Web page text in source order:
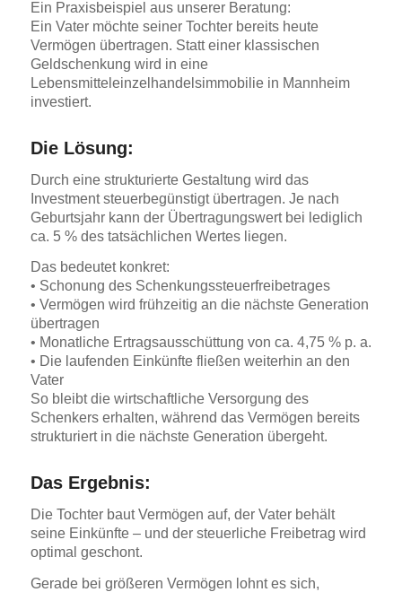
Ein Praxisbeispiel aus unserer Beratung:
Ein Vater möchte seiner Tochter bereits heute
Vermögen übertragen. Statt einer klassischen
Geldschenkung wird in eine
Lebensmitteleinzelhandelsimmobilie in Mannheim
investiert.
Die Lösung:
Durch eine strukturierte Gestaltung wird das
Investment steuerbegünstigt übertragen. Je nach
Geburtsjahr kann der Übertragungswert bei lediglich
ca. 5 % des tatsächlichen Wertes liegen.
Das bedeutet konkret:
• Schonung des Schenkungssteuerfreibetrages
• Vermögen wird frühzeitig an die nächste Generation
übertragen
• Monatliche Ertragsausschüttung von ca. 4,75 % p. a.
• Die laufenden Einkünfte fließen weiterhin an den
Vater
So bleibt die wirtschaftliche Versorgung des
Schenkers erhalten, während das Vermögen bereits
strukturiert in die nächste Generation übergeht.
Das Ergebnis:
Die Tochter baut Vermögen auf, der Vater behält
seine Einkünfte – und der steuerliche Freibetrag wird
optimal geschont.
Gerade bei größeren Vermögen lohnt es sich,